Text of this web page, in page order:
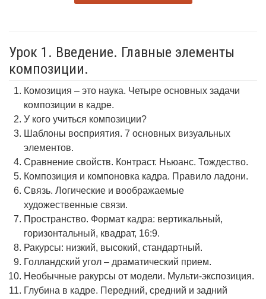
Урок 1. Введение. Главные элементы
композиции.
Комозиция – это наука. Четыре основных задачи
композиции в кадре.
У кого учиться композиции?
Шаблоны восприятия. 7 основных визуальных
элементов.
Сравнение свойств. Контраст. Ньюанс. Тождество.
Композиция и компоновка кадра. Правило ладони.
Связь. Логические и воображаемые
художественные связи.
Пространство. Формат кадра: вертикальный,
горизонтальный, квадрат, 16:9.
Ракурсы: низкий, высокий, стандартный.
Голландский угол – драматический прием.
Необычные ракурсы от модели. Мульти-экспозиция.
Глубина в кадре. Передний, средний и задний